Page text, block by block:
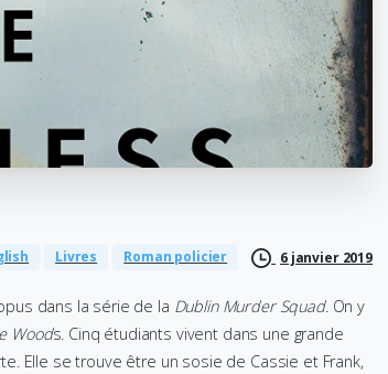
Livres Roman policier 6 janvier 2019
dans la série de la Dublin Murder Squad. On y
Woods. Cinq étudiants vivent dans une grande
Elle se trouve être un sosie de Cassie et Frank,